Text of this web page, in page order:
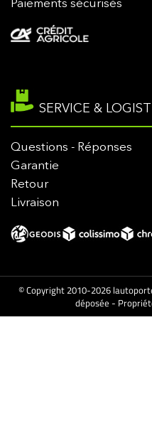
Paiements sécurisés
SERVICE &
Questions - Réponses
Garantie
Retour
Livraison
© Copyright 2010-2026
déposée -